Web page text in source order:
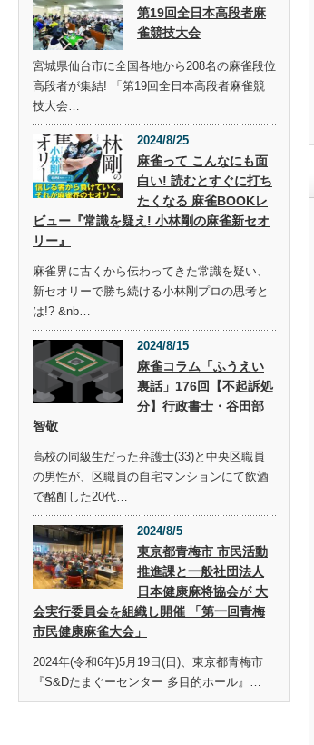
第19回全日本高段者麻
雀競技大会
宮城県仙台市に全国各地から208名の麻雀段位
高段者が集結! 「第19回全日本高段者麻雀競
技大会…
2024/8/25
麻雀って こんなにも面
白い! 読むとすぐに打ち
たくなる 麻雀BOOKレ
ビュー『常識を疑え! 小林剛の麻雀新セオ
リー』
麻雀界に古くから伝わってきた常識を疑い、
新セオリーで勝ち続ける小林剛プロの思考と
は!? &nb…
2024/8/15
麻雀コラム「ふうえい
裏話」176回【不起訴処
分】行政書士・谷田部
智敬
高校の同級生だった弁護士(33)と中央区職員
の男性が、区職員の自宅マンションにて飲酒
で酩酊した20代…
2024/8/5
東京都青梅市 市民活動
推進課と一般社団法人
日本健康麻将協会が 大
会実行委員会を組織し開催 「第一回青梅
市民健康麻雀大会」
2024年(令和6年)5月19日(日)、東京都青梅市
『S&Dたまぐーセンター 多目的ホール』…